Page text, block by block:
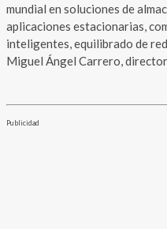
mundial en soluciones de
aplicaciones estacionarias,
inteligentes, equilibrado de
Miguel Ángel Carrero,
Publicidad